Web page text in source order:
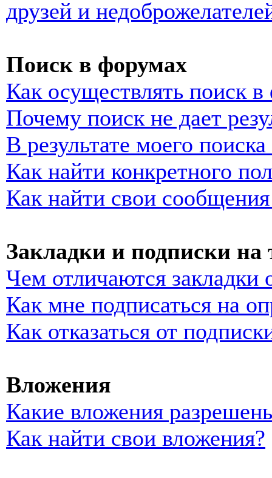
друзей и
Поиск в форумах
Как осуществлять поиск
Почему поиск не дает
В результате моего
Как найти конкретного
Как найти свои
Закладки и подписки
Чем отличаются закладки
Как мне подписаться на
Как отказаться от
Вложения
Какие вложения
Как найти свои вложения?